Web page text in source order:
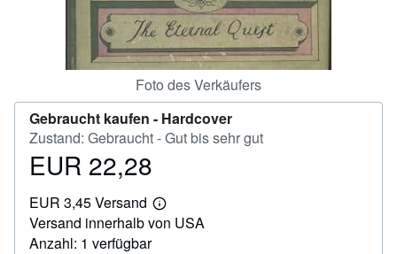
Foto des Verkäufers
Gebraucht kaufen - Hardcover
Zustand: Gebraucht - Gut bis sehr gut
Preis
22,28
EUR 22,28
EUR 3,45 Versand
Weitere
Informationen
Versand innerhalb von USA
Anzahl: 1 verfügbar